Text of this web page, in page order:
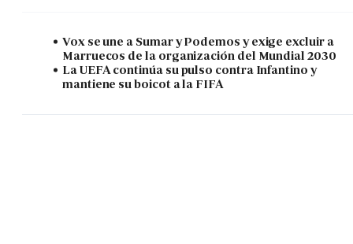
Vox se une a Sumar y Podemos y exige excluir a
Marruecos de la organización del Mundial 2030
La UEFA continúa su pulso contra Infantino y
mantiene su boicot a la FIFA